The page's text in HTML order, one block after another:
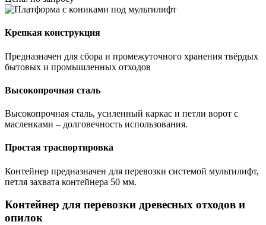
Крепкая конструкция
Предназначен для сбора и промежуточного хранения твёрдых
бытовых и промышленных отходов
Высокопрочная сталь
Высокопрочная сталь, усиленный каркас и петли ворот с
масленками – долговечность использования.
Простая траспортировка
Контейнер предназначен для перевозки системой мультилифт,
петля захвата контейнера 50 мм.
Контейнер для перевозки древесных отходов и
опилок